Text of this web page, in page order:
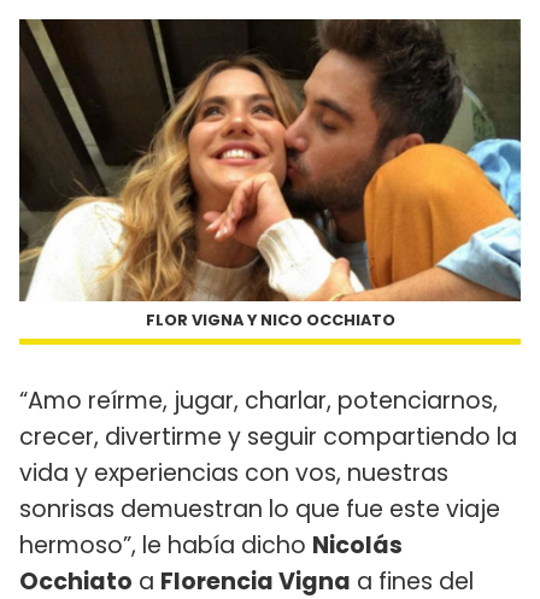
FLOR VIGNA Y NICO OCCHIATO
“Amo reírme, jugar, charlar, potenciarnos,
crecer, divertirme y seguir compartiendo la
vida y experiencias con vos, nuestras
sonrisas demuestran lo que fue este viaje
hermoso”, le había dicho Nicolás
Occhiato a Florencia Vigna a fines del